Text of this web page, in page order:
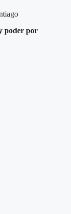
poder por